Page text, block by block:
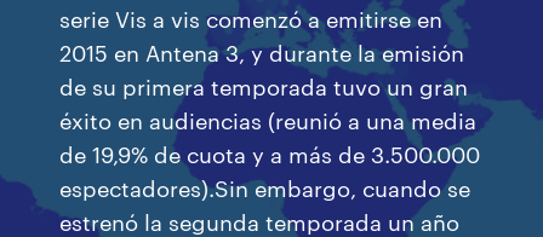
serie Vis a vis comenzó a emitirse en
2015 en Antena 3, y durante la emisión
de su primera temporada tuvo un gran
éxito en audiencias (reunió a una media
de 19,9% de cuota y a más de 3.500.000
espectadores).Sin embargo, cuando se
estrenó la segunda temporada un año